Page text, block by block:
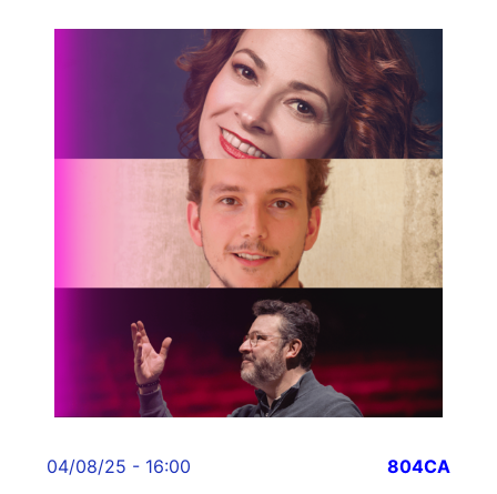
04/08/25 - 16:00 804CA